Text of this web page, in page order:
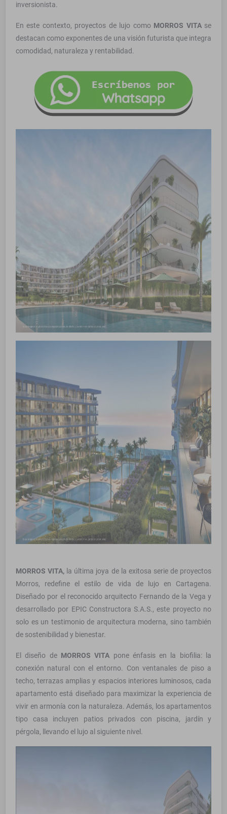
inversionista.
En este contexto, proyectos de lujo como MORROS VITA se
destacan como exponentes de una visión futurista que integra
comodidad, naturaleza y rentabilidad.
MORROS VITA, la última joya de la exitosa serie de proyectos
Morros, redefine el estilo de vida de lujo en Cartagena.
Diseñado por el reconocido arquitecto Fernando de la Vega y
desarrollado por EPIC Constructora S.A.S., este proyecto no
solo es un testimonio de arquitectura moderna, sino también
de sostenibilidad y bienestar.
El diseño de MORROS VITA pone énfasis en la biofilia: la
conexión natural con el entorno. Con ventanales de piso a
techo, terrazas amplias y espacios interiores luminosos, cada
apartamento está diseñado para maximizar la experiencia de
vivir en armonía con la naturaleza. Además, los apartamentos
tipo casa incluyen patios privados con piscina, jardín y
pérgola, llevando el lujo al siguiente nivel.